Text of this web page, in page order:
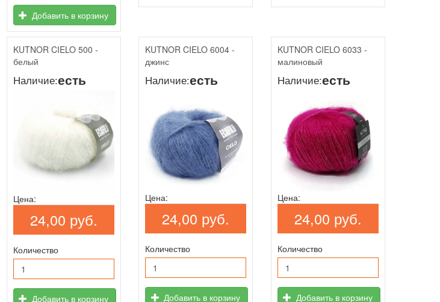
Добавить в корзину
KUTNOR CIELO 500 -
белый
Наличие:есть
Цена:
24,00 руб.
Количество
Добавить в корзину
KUTNOR CIELO 6004 -
джинс
Наличие:есть
Цена:
24,00 руб.
Количество
Добавить в корзину
KUTNOR CIELO 6033 -
малиновый
Наличие:есть
Цена:
24,00 руб.
Количество
Добавить в корзину